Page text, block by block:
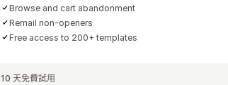
Browse and cart abandonment
Remail non-openers
Free access to 200+ templates
10 天免費試用